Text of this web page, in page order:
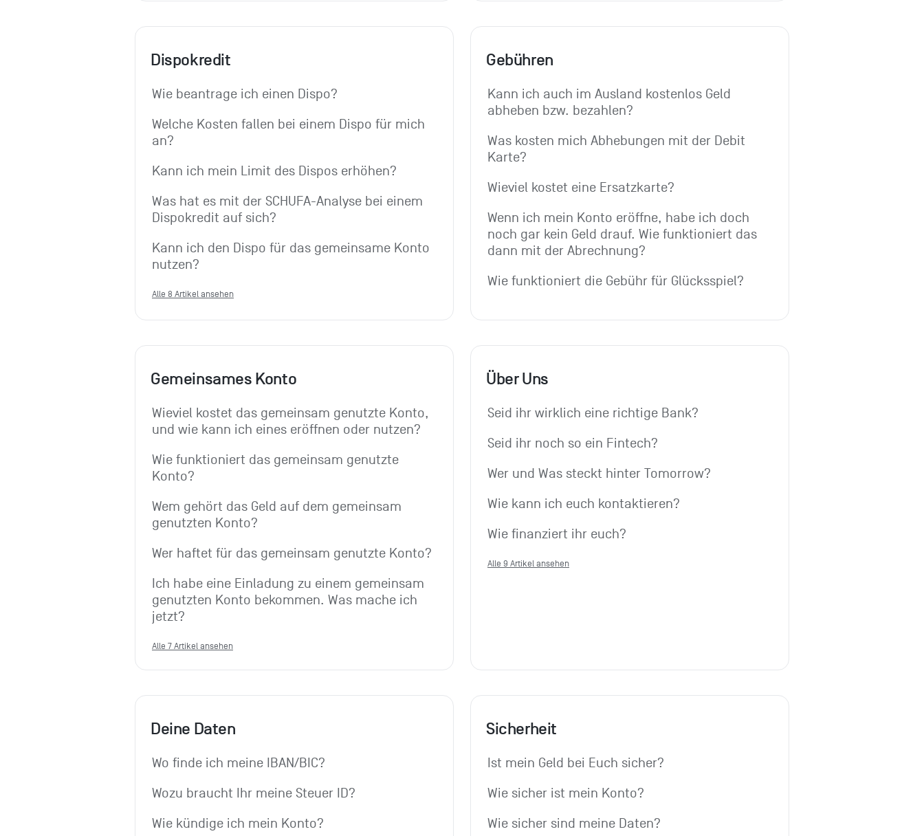
Dispokredit
Wie beantrage ich einen Dispo?
Welche Kosten fallen bei einem Dispo für mich
an?
Kann ich mein Limit des Dispos erhöhen?
Was hat es mit der SCHUFA-Analyse bei einem
Dispokredit auf sich?
Kann ich den Dispo für das gemeinsame Konto
nutzen?
Alle 8 Artikel ansehen
Gebühren
Kann ich auch im Ausland kostenlos Geld
abheben bzw. bezahlen?
Was kosten mich Abhebungen mit der Debit
Karte?
Wieviel kostet eine Ersatzkarte?
Wenn ich mein Konto eröffne, habe ich doch
noch gar kein Geld drauf. Wie funktioniert das
dann mit der Abrechnung?
Wie funktioniert die Gebühr für Glücksspiel?
Gemeinsames Konto
Wieviel kostet das gemeinsam genutzte Konto,
und wie kann ich eines eröffnen oder nutzen?
Wie funktioniert das gemeinsam genutzte
Konto?
Wem gehört das Geld auf dem gemeinsam
genutzten Konto?
Wer haftet für das gemeinsam genutzte Konto?
Ich habe eine Einladung zu einem gemeinsam
genutzten Konto bekommen. Was mache ich
jetzt?
Alle 7 Artikel ansehen
Über Uns
Seid ihr wirklich eine richtige Bank?
Seid ihr noch so ein Fintech?
Wer und Was steckt hinter Tomorrow?
Wie kann ich euch kontaktieren?
Wie finanziert ihr euch?
Alle 9 Artikel ansehen
Deine Daten
Wo finde ich meine IBAN/BIC?
Wozu braucht Ihr meine Steuer ID?
Wie kündige ich mein Konto?
Sicherheit
Ist mein Geld bei Euch sicher?
Wie sicher ist mein Konto?
Wie sicher sind meine Daten?